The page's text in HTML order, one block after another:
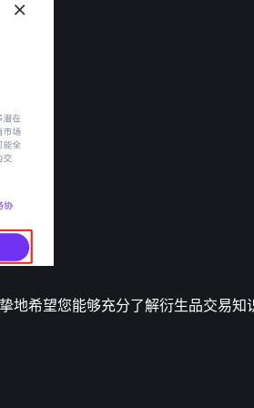
地希望您能够充分了解衍生品交易知